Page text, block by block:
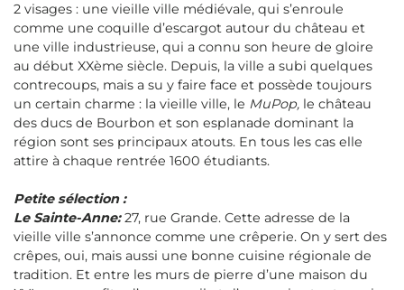
2 visages : une vieille ville médiévale, qui s’enroule
comme une coquille d’escargot autour du château et
une ville industrieuse, qui a connu son heure de gloire
au début XXème siècle. Depuis, la ville a subi quelques
contrecoups, mais a su y faire face et possède toujours
un certain charme : la vieille ville, le MuPop, le château
des ducs de Bourbon et son esplanade dominant la
région sont ses principaux atouts. En tous les cas elle
attire à chaque rentrée 1600 étudiants.
Petite sélection :
Le Sainte-Anne: 27, rue Grande. Cette adresse de la
vieille ville s’annonce comme une crêperie. On y sert des
crêpes, oui, mais aussi une bonne cuisine régionale de
tradition. Et entre les murs de pierre d’une maison du